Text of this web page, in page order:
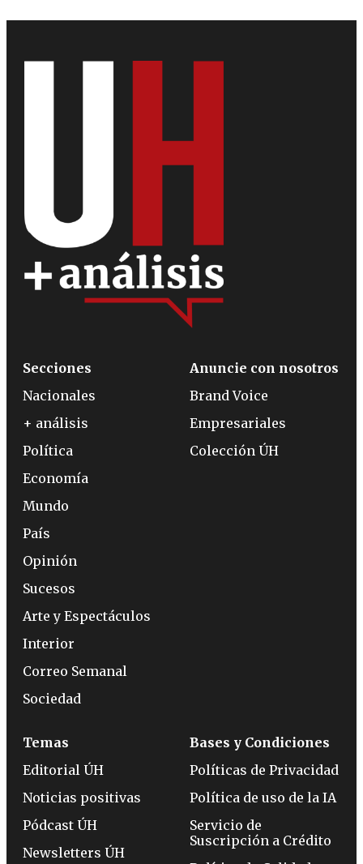
Secciones
Nacionales
+ análisis
Política
Economía
Mundo
País
Opinión
Sucesos
Arte y Espectáculos
Interior
Correo Semanal
Sociedad
Anuncie con nosotros
Brand Voice
Empresariales
Colección ÚH
Temas
Editorial ÚH
Noticias positivas
Pódcast ÚH
Newsletters ÚH
Bases y Condiciones
Políticas de Privacidad
Política de uso de la IA
Servicio de
Suscripción a Crédito